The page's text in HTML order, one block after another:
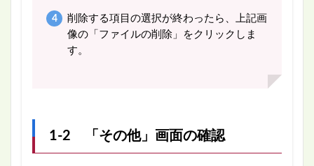
削除する項目の選択が終わったら、上記画
像の「ファイルの削除」をクリックしま
す。
1-2 「その他」画面の確認